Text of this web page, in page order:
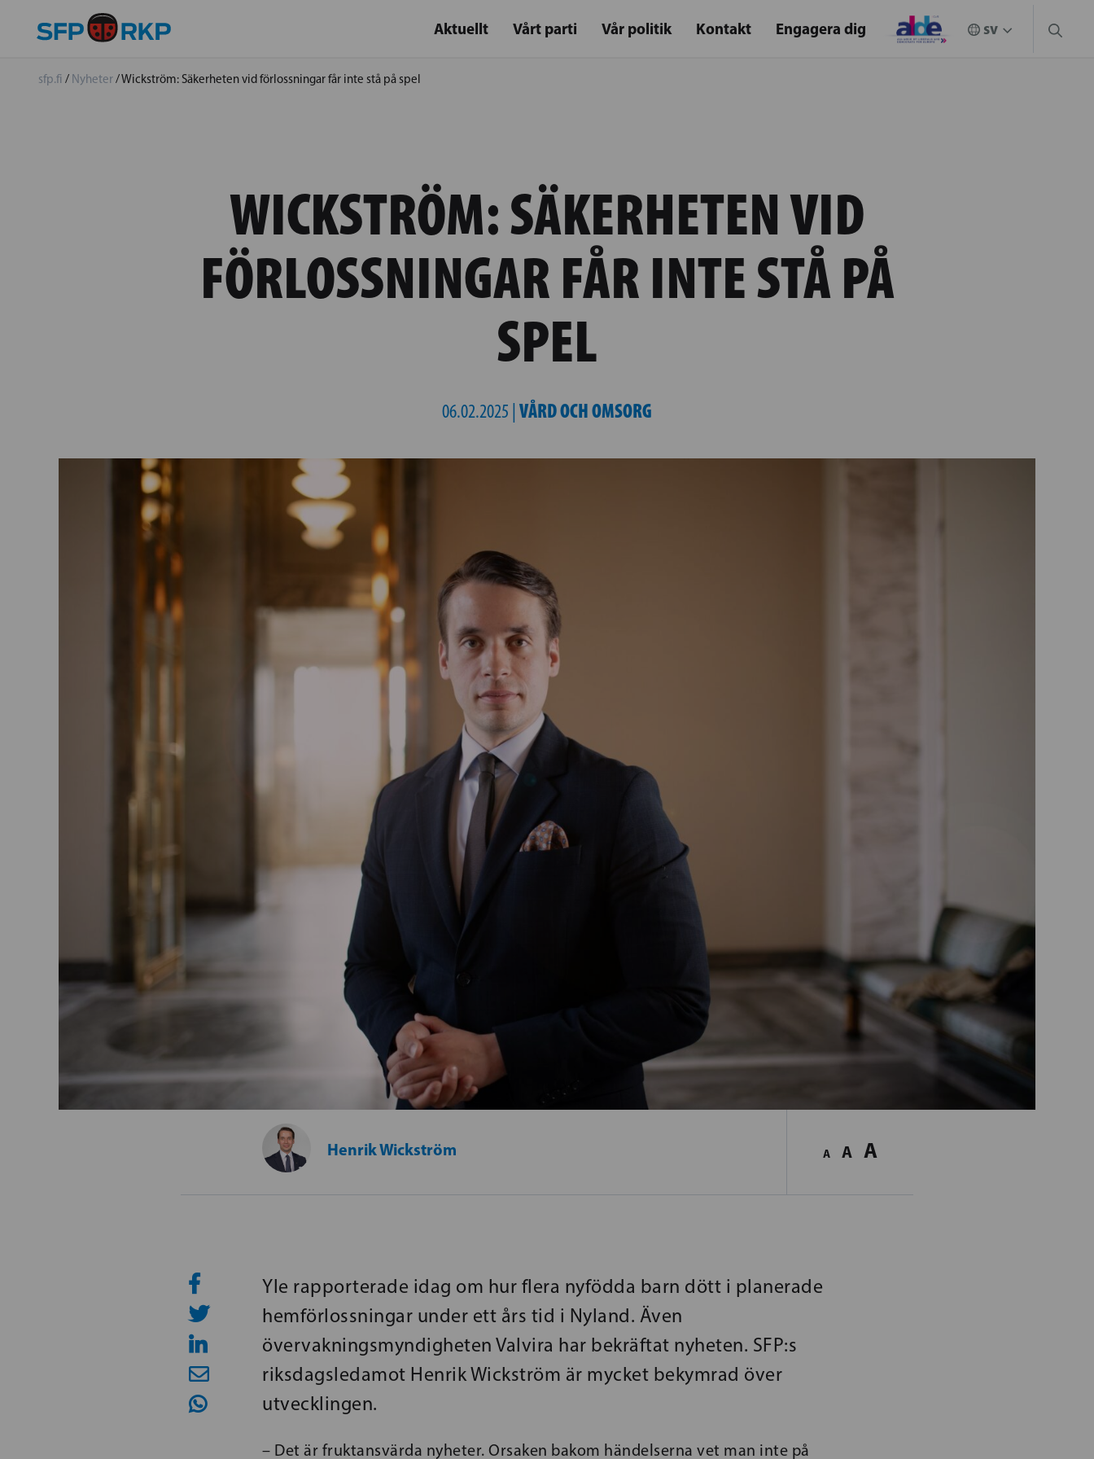
Aktuellt Vårt parti Vår politik Kontakt Engagera dig
sfp.fi / Nyheter/Wickström: Säkerheten vid förlossningar får inte stå på spel
WICKSTRÖM: SÄKERHETEN VID
FÖRLOSSNINGAR FÅR INTE STÅ PÅ
SPEL
06.02.2025 | VÅRD OCH OMSORG
Henrik Wickström A A A
Yle rapporterade idag om hur flera nyfödda barn dött i planerade
hemförlossningar under ett års tid i Nyland. Även
övervakningsmyndigheten Valvira har bekräftat nyheten. SFP:s
riksdagsledamot Henrik Wickström är mycket bekymrad över
utvecklingen.
– Det är fruktansvärda nyheter. Orsaken bakom händelserna vet man inte på